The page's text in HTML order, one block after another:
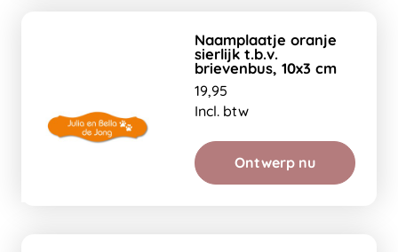
Naamplaatje oranje
sierlijk t.b.v.
brievenbus, 10x3 cm
19,95
Incl. btw
Ontwerp nu